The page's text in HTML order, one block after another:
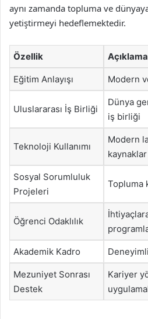
aynı zamanda topluma ve
yetiştirmeyi hedeflemektedir.
Özellik Açıklama
Eğitim Anlayışı Modern
Uluslararası İş Birliği
Dünya
iş birliği
Teknoloji Kullanımı
Modern
kaynaklar
Sosyal Sorumluluk
Projeleri
Topluma
Öğrenci Odaklılık
Akademik Kadro
Mezuniyet Sonrası
Destek
Kariyer